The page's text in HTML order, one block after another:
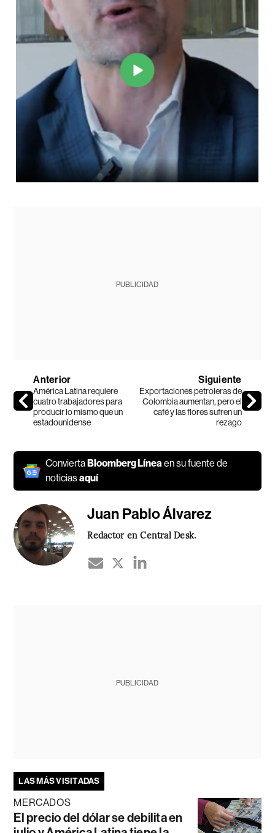
PUBLICIDAD
Anterior
América Latina requiere
cuatro trabajadores para
producir lo mismo que un
estadounidense
Siguiente
Exportaciones petroleras de
Colombia aumentan, pero el
café y las flores sufren un
rezago
ConviertaBloomberg Líneaen su fuente de
noticiasaquí
Juan Pablo Álvarez
Redactor en Central Desk.
PUBLICIDAD
LAS MÁS VISITADAS
MERCADOS
El precio del dólar se debilita en